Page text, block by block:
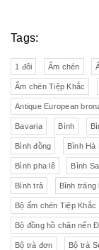
Tags:
1 đôi Ấm chén
Ấm chén Tiệp Khắc
Antique European
Bavaria Bình
Bình đồng Bình Hà
Bình pha lê Bình
Bình trà Bình tráng
Bộ ấm chén Tiệp Khắc
Bộ đồng hồ chân nến
Bộ trà đơn Bộ trà